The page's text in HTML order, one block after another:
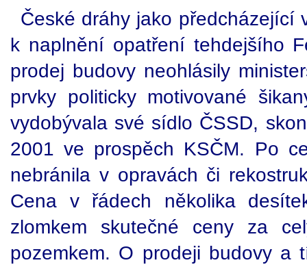
České dráhy jako předcházející
k naplnění opatření tehdejšího
prodej budovy neohlásily
prvky politicky motivované
vydobývala své sídlo ČSSD,
2001 ve prospěch KSČM. Po
nebránila v opravách či
Cena v řádech několika
zlomkem skutečné ceny za
pozemkem. O prodeji budovy a